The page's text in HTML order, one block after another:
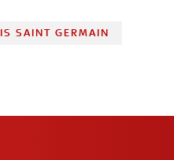
SAINT GERMAIN